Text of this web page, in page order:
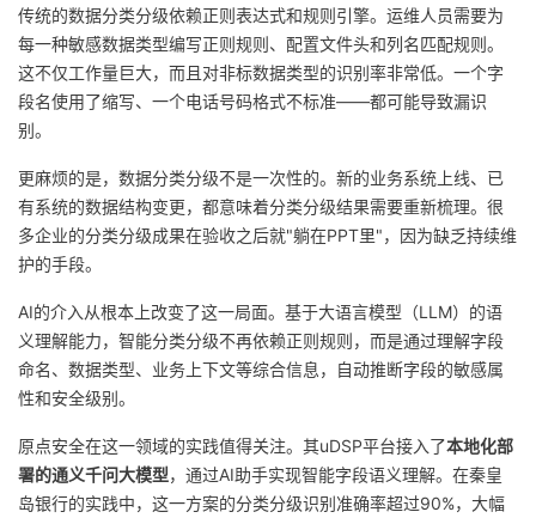
者
学
我
的
课
程
我
的
认
证
我
的
实
验
我
的
收
支
持
的
技
术
支
持
我
的
云
声
建
议
传统的数据分类分级依赖正则表达式和规则引擎。运维人员需要为
每一种敏感数据类型编写正则规则、配置文件头和列名匹配规则。
这不仅工作量巨大，而且对非标数据类型的识别率非常低。一个字
段名使用了缩写、一个电话号码格式不标准——都可能导致漏识
别。
更麻烦的是，数据分类分级不是一次性的。新的业务系统上线、已
有系统的数据结构变更，都意味着分类分级结果需要重新梳理。很
多企业的分类分级成果在验收之后就"躺在PPT里"，因为缺乏持续维
护的手段。
AI的介入从根本上改变了这一局面。基于大语言模型（LLM）的语
义理解能力，智能分类分级不再依赖正则规则，而是通过理解字段
命名、数据类型、业务上下文等综合信息，自动推断字段的敏感属
性和安全级别。
原点安全在这一领域的实践值得关注。其uDSP平台接入了本地化部
署的通义千问大模型，通过AI助手实现智能字段语义理解。在秦皇
岛银行的实践中，这一方案的分类分级识别准确率超过90%，大幅